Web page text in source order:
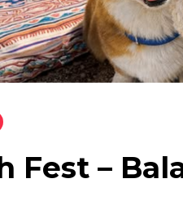
Fest –